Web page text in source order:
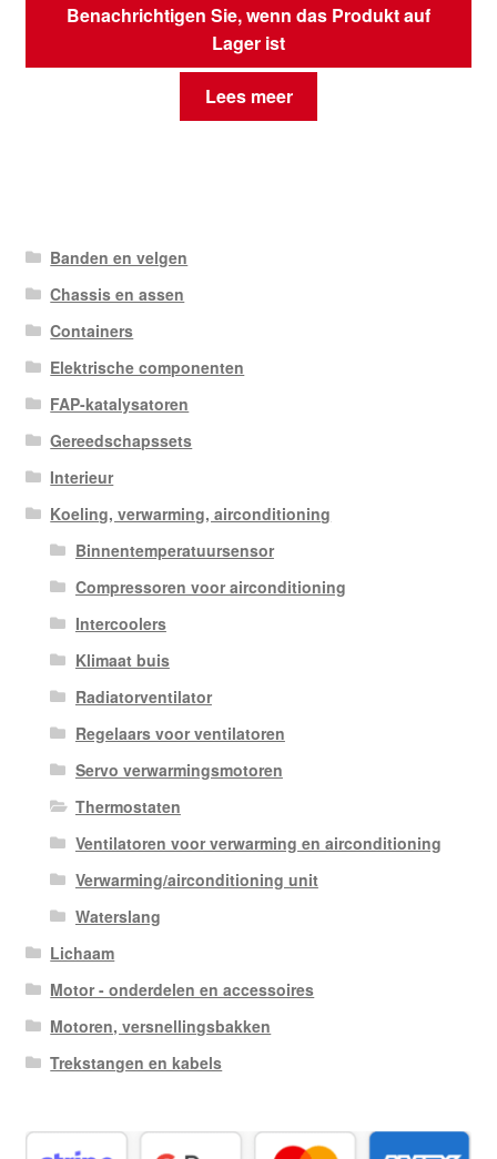
Benachrichtigen Sie, wenn das Produkt auf
Lager ist
Lees meer
Banden en velgen
Chassis en assen
Containers
Elektrische componenten
FAP-katalysatoren
Gereedschapssets
Interieur
Koeling, verwarming, airconditioning
Binnentemperatuursensor
Compressoren voor airconditioning
Intercoolers
Klimaat buis
Radiatorventilator
Regelaars voor ventilatoren
Servo verwarmingsmotoren
Thermostaten
Ventilatoren voor verwarming en airconditioning
Verwarming/airconditioning unit
Waterslang
Lichaam
Motor - onderdelen en accessoires
Motoren, versnellingsbakken
Trekstangen en kabels